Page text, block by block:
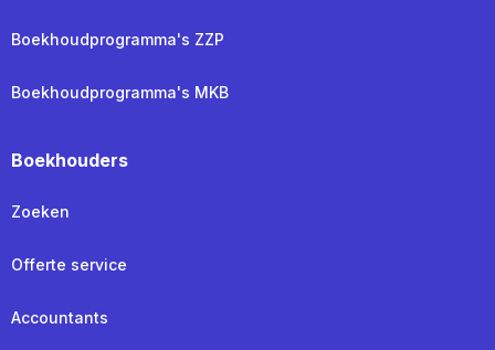
Boekhoudprogramma's ZZP
Boekhoudprogramma's MKB
Boekhouders
Zoeken
Offerte service
Accountants